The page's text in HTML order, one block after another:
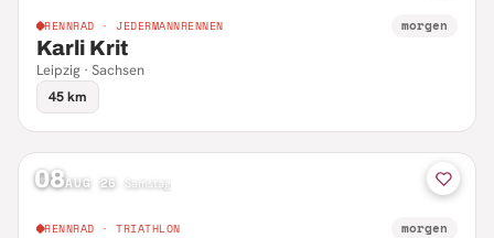
RENNRAD · JEDERMANNRENNEN morgen
Karli Krit
Leipzig · Sachsen
45 km
08AUG 26 Samstag
RENNRAD · TRIATHLON morgen